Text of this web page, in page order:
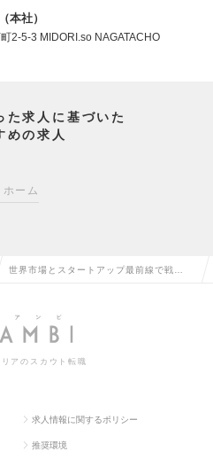
本社）
5-3 MIDORI.so NAGATACHO
た求人に基づいた
めの求人
ホーム
世界市場とスタートアップ最前線で戦
アのスカウト転職
求人情報に関するポリシー
推奨環境